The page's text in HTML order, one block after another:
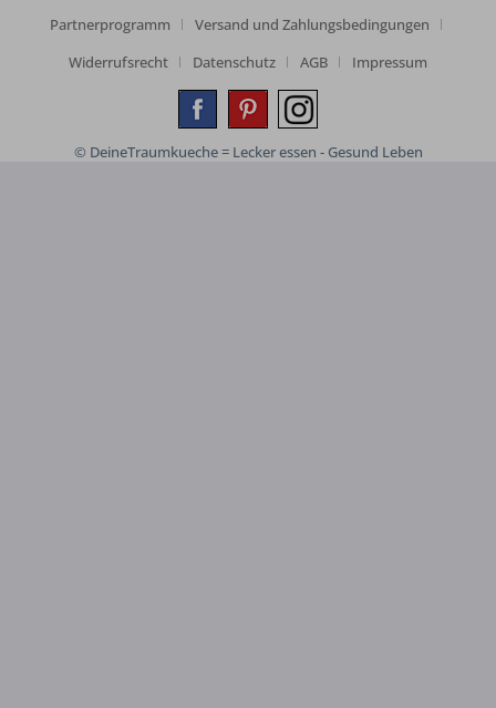
Partnerprogramm
Versand und Zahlungsbedingungen
Widerrufsrecht
Datenschutz AGB Impressum
© DeineTraumkueche = Lecker essen - Gesund Leben